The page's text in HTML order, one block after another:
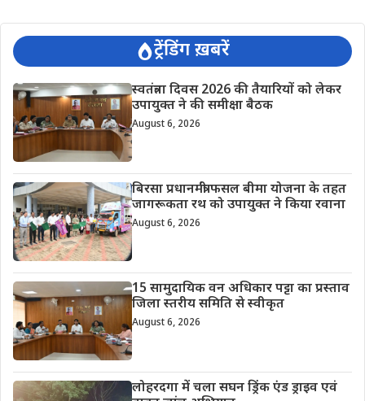
ट्रेंडिंग ख़बरें
स्वतंत्रता दिवस 2026 की तैयारियों को लेकर
उपायुक्त ने की समीक्षा बैठक
August 6, 2026
बिरसा प्रधानमंत्री फसल बीमा योजना के तहत
जागरूकता रथ को उपायुक्त ने किया रवाना
August 6, 2026
15 सामुदायिक वन अधिकार पट्टा का प्रस्ताव
जिला स्तरीय समिति से स्वीकृत
August 6, 2026
लोहरदगा में चला सघन ड्रिंक एंड ड्राइव एवं